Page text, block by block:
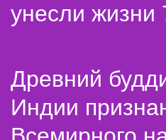
унесли жизни
Древний
Индии